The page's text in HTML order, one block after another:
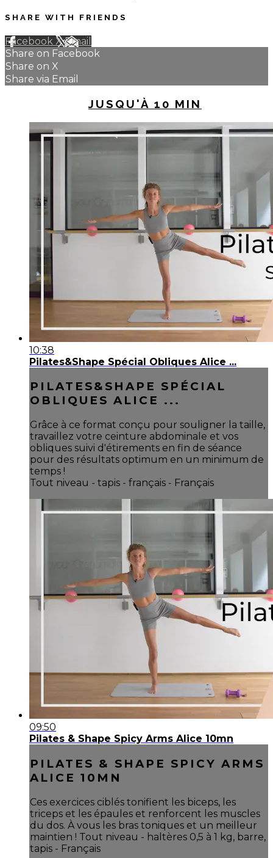
SHARE WITH FRIENDS
Facebook XEmail
Share on Facebook
Share on X
Share via Email
JUSQU'À 10 MIN
10:38
Pilates&Shape Spécial Obliques Alice ...
PILATES&SHAPE SPÉCIAL
OBLIQUES ALICE ...
Grâce à ce format conçu pour souligner la taille,
travaillez votre ceinture abdominale et vos
obliques suivi d'étirements en fin de séance
pour des résultats optimum en un minimum de
temps !
Tout niveau - tapis - français - Français
09:50
Pilates & Shape Spicy Arms Alice 10mn
PILATES & SHAPE SPICY ARMS
ALICE 10MN
Ces exercices ciblés tonifient les biceps, les
triceps et les épaules et renforcent les muscles
du dos. À vous les bras toniques et un meilleur
maintien ! Tout niveau - haltères 0,5 à 1 kg, barre,
tapis - Français